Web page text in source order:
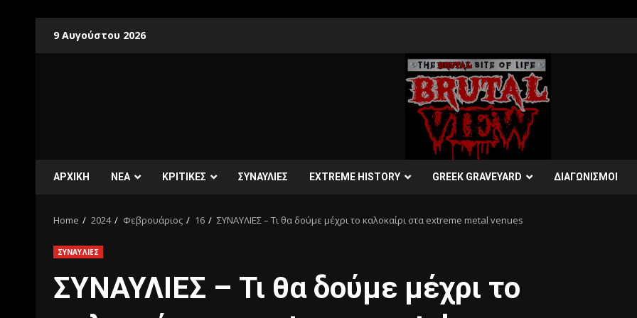
9 Αυγούστου 2026
ΑΡΧΙΚΗ ΝΕΑ ΚΡΙΤΙΚΕΣ ΣΥΝΑΥΛΙΕΣ EXTREME HISTORY GREEK GRAVEYARD ΔΙΑΓΩΝΙΣΜΟΙ
Home 2024 Φεβρουάριος 16 ΣΥΝΑΥΛΙΕΣ – Τι θα δούμε μέχρι το καλοκαίρι στα extreme metal venues
ΣΥΝΑΥΛΙΕΣ
ΣΥΝΑΥΛΙΕΣ – Τι θα δούμε μέχρι το